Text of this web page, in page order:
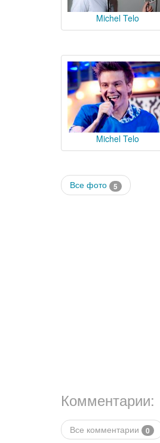
Michel Telo
Michel Telo
Все фото 5
Комментарии:
Все комментарии 0